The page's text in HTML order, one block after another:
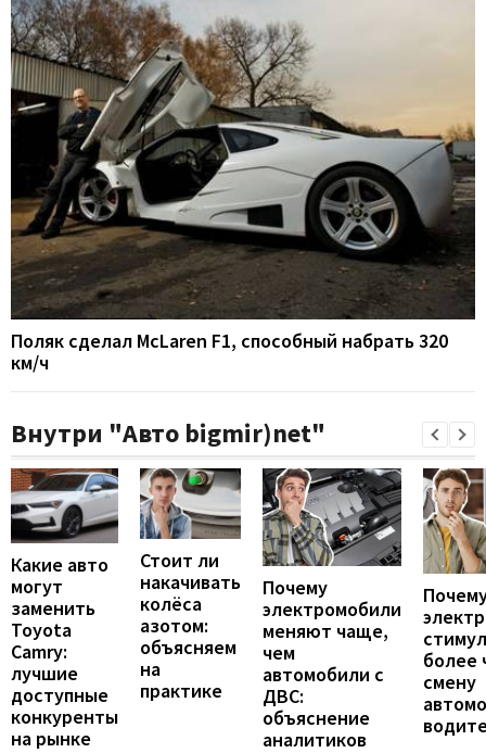
Поляк сделал McLaren F1, способный набрать 320
км/ч
Внутри "Авто bigmir)net"
Какие авто
могут
заменить
Toyota
Camry:
лучшие
доступные
конкуренты
на рынке
Стоит ли
накачивать
колёса
азотом:
объясняем
на
практике
Почему
электромобили
меняют чаще,
чем
автомобили с
ДВС:
объяснение
аналитиков
более
смену